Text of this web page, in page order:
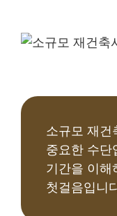
소규모 재건
중요한 수단
기간을 이해
첫걸음입니